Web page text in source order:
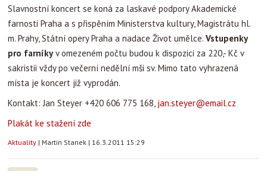
Slavnostní koncert se koná za laskavé podpory Akademické
farnosti Praha a s přispěním Ministerstva kultury, Magistrátu hl.
m. Prahy, Státní opery Praha a nadace Život umělce. Vstupenky
pro farníkyv omezeném počtu budou k dispozici za 220,- Kč v
sakristii vždy po večerní nedělní mši sv. Mimo tato vyhrazená
místa je koncert již vyprodán.
Kontakt: Jan Steyer +420 606 775 168, jan.steyer@email.cz
Plakát ke stažení zde
Aktuality | Martin Stanek | 16.3.2011 15:29